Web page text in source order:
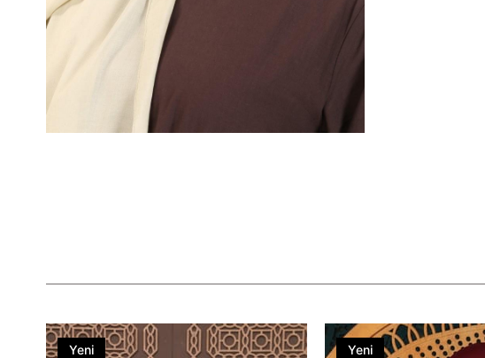
Yeni
Yeni